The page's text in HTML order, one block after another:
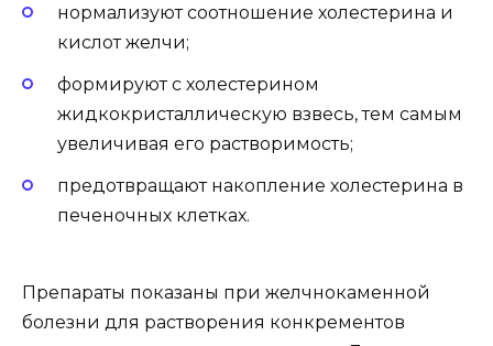
нормализуют соотношение холестерина и
кислот желчи;
формируют с холестерином
жидкокристаллическую взвесь, тем самым
увеличивая его растворимость;
предотвращают накопление холестерина в
печеночных клетках.
Препараты показаны при желчнокаменной
болезни для растворения конкрементов